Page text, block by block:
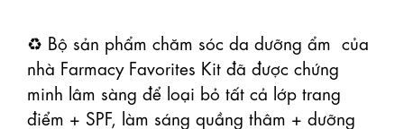
♻️ Bộ sản phẩm chăm sóc da dưỡng ẩm  của
nhà Farmacy Favorites Kit đã được chứng
minh lâm sàng để loại bỏ tất cả lớp trang
điểm + SPF, làm sáng quầng thâm + dưỡng